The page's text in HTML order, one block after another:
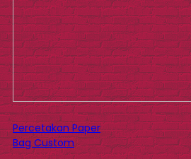
Percetakan Paper
Bag Custom